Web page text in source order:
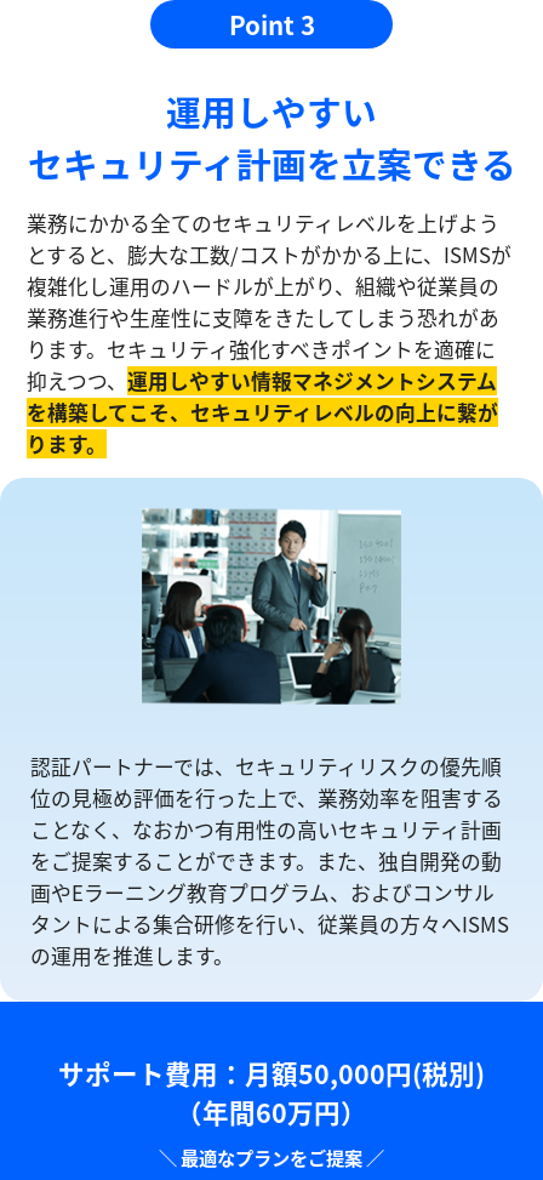
Point 3
運⽤しやすい
セキュリティ計画を⽴案できる
業務にかかる全てのセキュリティレベルを上げよう
とすると、膨大な工数/コストがかかる上に、ISMSが
複雑化し運⽤のハードルが上がり、組織や従業員の
業務進⾏や生産性に⽀障をきたしてしまう恐れがあ
ります。セキュリティ強化すべきポイントを適確に
抑えつつ、運⽤しやすい情報マネジメントシステム
を構築してこそ、セキュリティレベルの向上に繋が
ります。
認証パートナーでは、セキュリティリスクの優先順
位の⾒極め評価を⾏った上で、業務効率を阻害する
ことなく、なおかつ有⽤性の⾼いセキュリティ計画
をご提案することができます。また、独自開発の動
画やEラーニング教育プログラム、およびコンサル
タントによる集合研修を⾏い、従業員の方々へISMS
の運⽤を推進します。
サポート費用：⽉額50,000円(税別)
（年間60万円）